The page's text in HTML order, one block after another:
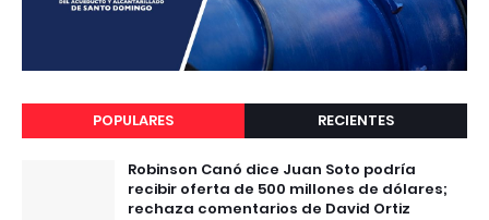
POPULARES RECIENTES
Robinson Canó dice Juan Soto podría
recibir oferta de 500 millones de dólares;
rechaza comentarios de David Ortiz